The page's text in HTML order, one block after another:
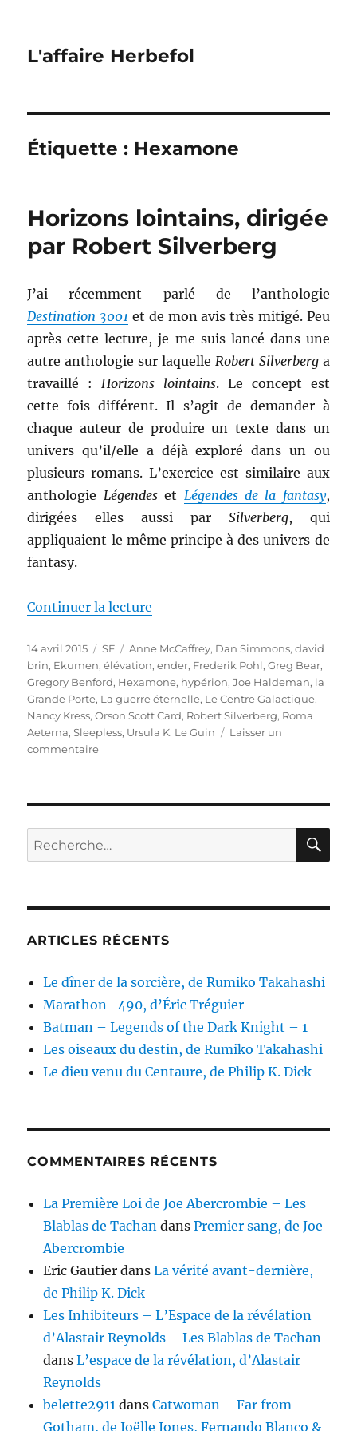
L'affaire Herbefol
Étiquette : Hexamone
Horizons lointains, dirigée
par Robert Silverberg
J’ai récemment parlé de l’anthologie
Destination 3001 et de mon avis très mitigé. Peu
après cette lecture, je me suis lancé dans une
autre anthologie sur laquelle Robert Silverberga
travaillé :Horizons lointains. Le concept est
cette fois différent. Il s’agit de demander à
chaque auteur de produire un texte dans un
univers qu’il/elle a déjà exploré dans un ou
plusieurs romans. L’exercice est similaire aux
anthologie Légendeset Légendes de la fantasy,
dirigées elles aussi par Silverberg, qui
appliquaient le même principe à des univers de
fantasy.
Continuer la lecture
Publié
le
14 avril 2015 Catégories
SF Étiquettes
Anne McCaffrey, Dan Simmons,david
brin, Ekumen,élévation,ender, Frederik Pohl,Greg Bear,
Gregory Benford, Hexamone, hypérion,Joe Haldeman, la
Grande Porte, La guerre éternelle, Le Centre Galactique,
Nancy Kress,Orson Scott Card, Robert Silverberg, Roma
Aeterna,Sleepless, Ursula K. Le Guin
Laisser un
commentairesur
Robert
Silverberg
Recherche
pour :
ARTICLES RÉCENTS
Le dîner de la sorcière, de Rumiko Takahashi
Marathon -490, d’Éric Tréguier
Batman – Legends of the Dark Knight – 1
Les oiseaux du destin, de Rumiko Takahashi
Le dieu venu du Centaure, de Philip K. Dick
COMMENTAIRES RÉCENTS
La Première Loi de Joe Abercrombie – Les
Blablas de Tachan dansPremier sang, de Joe
Abercrombie
Eric Gautier dansLa vérité avant-dernière,
de Philip K. Dick
Les Inhibiteurs – L’Espace de la révélation
d’Alastair Reynolds – Les Blablas de Tachan
dansL’espace de la révélation, d’Alastair
Reynolds
belette2911 dansCatwoman – Far from
Gotham, de Joëlle Jones, Fernando Blanco &